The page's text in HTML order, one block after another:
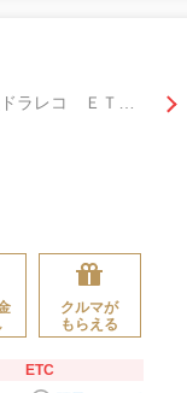
クルマが
もらえる
ETC